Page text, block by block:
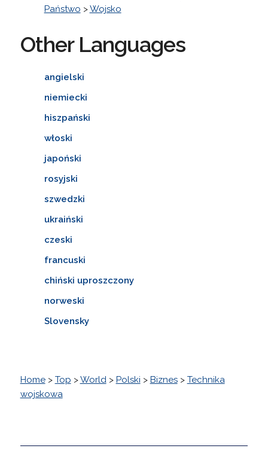
Państwo >Wojsko
Other Languages
angielski
niemiecki
hiszpański
włoski
japoński
rosyjski
szwedzki
ukraiński
czeski
francuski
chiński uproszczony
norweski
Slovensky
Home> Top >World> Polski > Biznes> Technika
wojskowa